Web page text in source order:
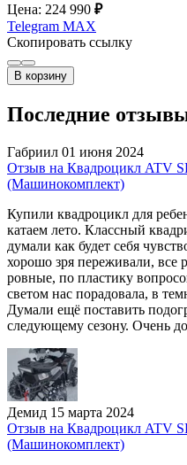
Цена: 224 990 ₽
Telegram MAX
Скопировать ссылку
В корзину
Последние
Габриил 01 июня 2024
Отзыв на Квадроцикл ATV
(Машинокомплект)
Купили квадроцикл для
катаем лето. Классный
думали как будет себя
хорошо зря переживали, все
ровные, по пластику
светом нас порадовала, в
Думали ещё поставить
следующему сезону. Очень
Демид 15 марта 2024
Отзыв на Квадроцикл ATV
(Машинокомплект)